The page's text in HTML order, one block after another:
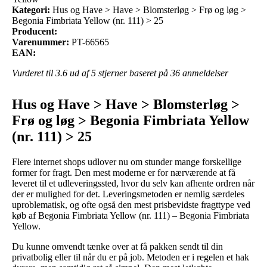
Kategori: Hus og Have > Have > Blomsterløg > Frø og løg >
Begonia Fimbriata Yellow (nr. 111) > 25
Producent:
Varenummer: PT-66565
EAN:
Vurderet til 3.6 ud af 5 stjerner baseret på 36 anmeldelser
Hus og Have > Have > Blomsterløg >
Frø og løg > Begonia Fimbriata Yellow
(nr. 111) > 25
Flere internet shops udlover nu om stunder mange forskellige
former for fragt. Den mest moderne er for nærværende at få
leveret til et udleveringssted, hvor du selv kan afhente ordren når
der er mulighed for det. Leveringsmetoden er nemlig særdeles
uproblematisk, og ofte også den mest prisbevidste fragttype ved
køb af Begonia Fimbriata Yellow (nr. 111) – Begonia Fimbriata
Yellow.
Du kunne omvendt tænke over at få pakken sendt til din
privatbolig eller til når du er på job. Metoden er i regelen et hak